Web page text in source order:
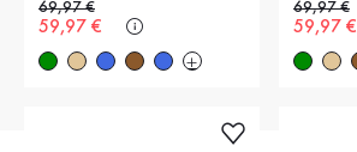
Prezzo precedente
69,97 €
Nuovo prezzo
59,97 €
Prezzo
69,97 €
Nuovo
59,97 €